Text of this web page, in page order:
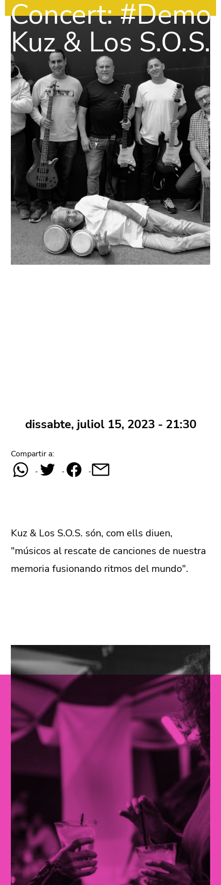
Concert: #Demo
Kuz & Los S.O.S.
dissabte, juliol 15, 2023 - 21:30
Compartir a:
Kuz & Los S.O.S. són, com ells diuen,
"músicos al rescate de canciones de nuestra
memoria fusionando ritmos del mundo".